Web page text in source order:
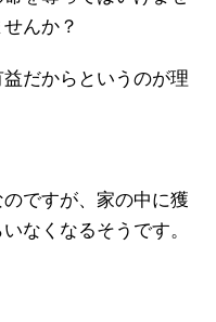
んか？
だからというのが理
ですが、家の中に獲
なくなるそうです。